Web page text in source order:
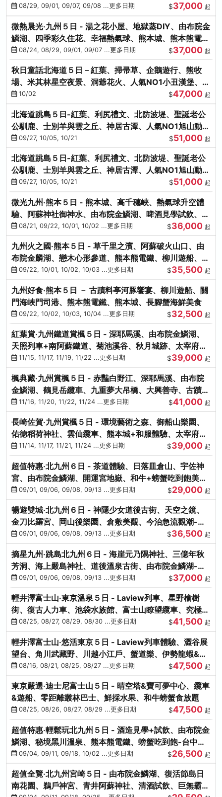
晚宴、鸕鶿捕魚
08/29, 09/01, 09/07, 09/08 ...更多日期 $37,000 起
微熱晨光‧九州５日 - 湯之花小屋、地獄蒸DIY、由布院金
鱗湖、四季彩久住花、幸福熱氣球、熊本城、熊本熊電
鐵、螃蟹吃到飽
08/24, 08/29, 09/01, 09/07 ...更多日期 $37,000 起
秋日童話北海道５日－紅葉、掃帚草、企鵝遊行、熊牧
場、米其林星空夜景、洞爺花火、人氣NO1小丑漢堡、螃
蟹放題(千/函)
10/02 $47,000 起
北海道跳島５日-紅葉、利尻禮文、北防波堤、聖誕老公
公馴鹿、士別羊與雲之丘、神居古潭、人氣NO1旭山動物
園、海膽涮涮鍋
09/27, 10/05, 10/21 $51,000 起
北海道跳島５日-紅葉、利尻禮文、北防波堤、聖誕老公
公馴鹿、士別羊與雲之丘、神居古潭、人氣NO1旭山動物
園、海膽涮涮鍋
09/27, 10/05, 10/21 $51,000 起
微光九州‧熊本５日 - 熊本城、高千穗峽、熱氣球升空體
驗、阿蘇神社御神水、由布院金鱗湖、啤酒見學試飲、豪
華海鮮盛宴
08/21, 09/22, 10/01, 10/02 ...更多日期 $36,000 起
九州火之國‧熊本５日 - 草千里之濱、阿蘇破火山口、由
布院金麟湖、戀木心形參道、熊本熊電鐵、柳川遊船、地
獄蒸DIY
09/22, 10/01, 10/02, 10/03 ...更多日期 $35,500 起
九州好食‧熊本５日 － 古蹟料亭河豚饗宴、柳川遊船、關
門海峽門司港、熊本熊電鐵、熊本城、長腳蟹海鮮美食
09/22, 10/02, 10/03, 10/04 ...更多日期 $32,500 起
紅葉賞‧九州鐵道賞楓５日 - 深耶馬溪、由布院金鱗湖、
天照列車+南阿蘇鐵道、菊池溪谷、秋月城跡、太宰府天
滿宮、竈門神社
11/15, 11/17, 11/19, 11/22 ...更多日期 $39,000 起
楓典藏‧九州賞楓５日 - 赤豔白野江、深耶馬溪、由布院
金鱗湖、鶴見岳纜車、九重夢大吊橋、大興善寺、古蹟河
豚+和牛饗宴
11/16, 11/20, 11/22, 11/24 ...更多日期 $41,000 起
長崎佐賀‧九州賞楓５日 - 環境藝術之森、御船山樂園、
佑德稻荷神社、雲仙纜車、熊本城+和服體驗、太宰府天
滿宮、光明禪寺
11/14, 11/17, 11/21, 11/24 ...更多日期 $39,000 起
超值特惠‧北九州６日 - 茶道體驗、日落皿倉山、宇佐神
宮、由布院金鱗湖、開運宮地嶽、和牛+螃蟹吃到飽美
饌-台中出發
09/01, 09/06, 09/08, 09/13 ...更多日期 $29,000 起
暢遊雙城‧北九州６日 - 神隱少女道後古街、天空之鏡、
金刀比羅宮、岡山後樂園、倉敷美觀、今治急流觀潮-台
中出發
09/01, 09/06, 09/08, 09/13 ...更多日期 $36,500 起
摘星九州‧跳島北九州６日 - 海崖元乃隅神社、三億年秋
芳洞、海上嚴島神社、道後溫泉古街、由布院金鱗湖-台
中出發
09/01, 09/06, 09/08, 09/13 ...更多日期 $37,000 起
輕井澤富士山‧東京溫泉５日 - Laview列車、星野榆樹
街、復古人力車、池袋水族館、富士山瞭望纜車、究極海
鮮食放題
08/25, 08/27, 08/29, 08/30 ...更多日期 $41,500 起
輕井澤富士山‧悠活東京５日 - Laview列車體驗、澀谷展
望台、角川武藏野、川越小江戶、蟹道樂、伊勢龍蝦&海
膽生魚片
08/16, 08/21, 08/25, 08/27 ...更多日期 $47,500 起
東京嚴選‧迪士尼富士山５日 - 晴空塔&寶可夢中心、纜車
&遊船、零距離叢林巴士、鮮採水果、和牛螃蟹食放題
08/25, 08/26, 08/27, 08/29 ...更多日期 $47,500 起
超值特惠‧輕鬆玩北九州５日 - 酒造見學+試飲、由布院金
鱗湖、秘境黑川溫泉、熊本熊電鐵、螃蟹吃到飽-台中出
發09/04, 09/11, 09/18, 10/02 ...更多日期 $26,500 起
超值全覽‧北九州宮崎５日 - 由布院金鱗湖、復活節島日
南花園、鵜戶神宮、青井阿蘇神社、清酒試飲、巨無霸熊